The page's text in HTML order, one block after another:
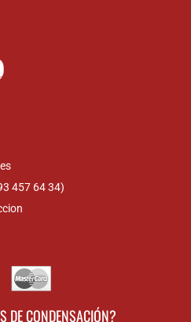
457 64 34)
DE CONDENSACIÓN?